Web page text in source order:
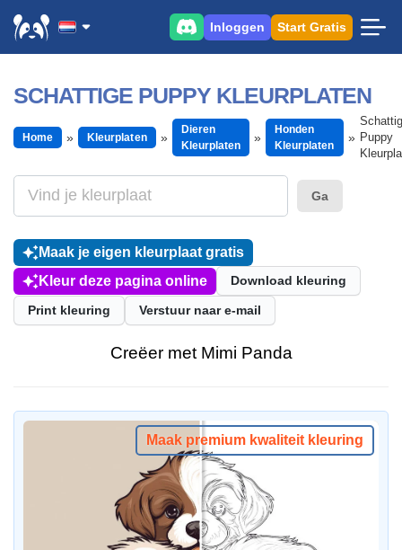
Inloggen Start Gratis
SCHATTIGE PUPPY KLEURPLATEN
Home Kleurplaten
Dieren
Kleurplaten
Honden
Kleurplaten
Puppy
Ga
Maak je eigen kleurplaat gratis
Kleur deze pagina online
Download kleuring
Print kleuring Verstuur naar e-mail
Creëer met Mimi Panda
Maak premium kwaliteit kleuring